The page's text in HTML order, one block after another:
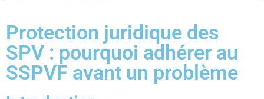
Protection juridique des
SPV : pourquoi adhérer au
SSPVF avant un problème